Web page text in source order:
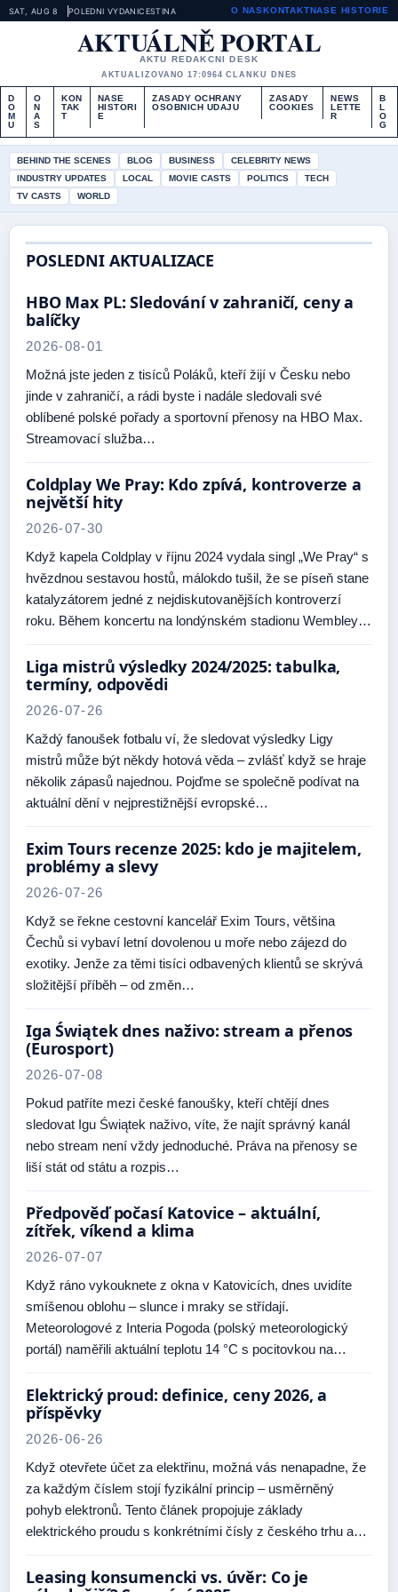
SAT, AUG 8 POLEDNI VYDANICESTINA O NASKONTAKTNASE HISTORIE
AKTUÁLNĚ PORTAL
AKTU REDAKCNI DESK
AKTUALIZOVANO 17:0964 CLANKU DNES
D
O
M
U
O
N
A
S
KON
TAK
T
NASE
HISTORI
E
ZASADY OCHRANY
OSOBNICH UDAJU
ZASADY
COOKIES
NEWS
LETTE
R
B
L
O
G
BEHIND THE SCENES BLOG BUSINESS
CELEBRITY NEWS
INDUSTRY UPDATES
LOCAL MOVIE CASTS POLITICS
TECH
TV CASTS
WORLD
POSLEDNI AKTUALIZACE
HBO Max PL: Sledování v zahraničí, ceny a
balíčky
2026-08-01
Možná jste jeden z tisíců Poláků, kteří žijí v Česku nebo
jinde v zahraničí, a rádi byste i nadále sledovali své
oblíbené polské pořady a sportovní přenosy na HBO Max.
Streamovací služba…
Coldplay We Pray: Kdo zpívá, kontroverze a
největší hity
2026-07-30
Když kapela Coldplay v říjnu 2024 vydala singl „We Pray“ s
hvězdnou sestavou hostů, málokdo tušil, že se píseň stane
katalyzátorem jedné z nejdiskutovanějších kontroverzí
roku. Během koncertu na londýnském stadionu Wembley…
Liga mistrů výsledky 2024/2025: tabulka,
termíny, odpovědi
2026-07-26
Každý fanoušek fotbalu ví, že sledovat výsledky Ligy
mistrů může být někdy hotová věda – zvlášť když se hraje
několik zápasů najednou. Pojďme se společně podívat na
aktuální dění v nejprestižnější evropské…
Exim Tours recenze 2025: kdo je majitelem,
problémy a slevy
2026-07-26
Když se řekne cestovní kancelář Exim Tours, většina
Čechů si vybaví letní dovolenou u moře nebo zájezd do
exotiky. Jenže za těmi tisíci odbavených klientů se skrývá
složitější příběh – od změn…
Iga Świątek dnes naživo: stream a přenos
(Eurosport)
2026-07-08
Pokud patříte mezi české fanoušky, kteří chtějí dnes
sledovat Igu Świątek naživo, víte, že najít správný kanál
nebo stream není vždy jednoduché. Práva na přenosy se
liší stát od státu a rozpis…
Předpověď počasí Katovice – aktuální,
zítřek, víkend a klima
2026-07-07
Když ráno vykouknete z okna v Katovicích, dnes uvidíte
smíšenou oblohu – slunce i mraky se střídají.
Meteorologové z Interia Pogoda (polský meteorologický
portál) naměřili aktuální teplotu 14 °C s pocitovkou na…
Elektrický proud: definice, ceny 2026, a
příspěvky
2026-06-26
Když otevřete účet za elektřinu, možná vás nenapadne, že
za každým číslem stojí fyzikální princip – usměrněný
pohyb elektronů. Tento článek propojuje základy
elektrického proudu s konkrétními čísly z českého trhu a…
Leasing konsumencki vs. úvěr: Co je